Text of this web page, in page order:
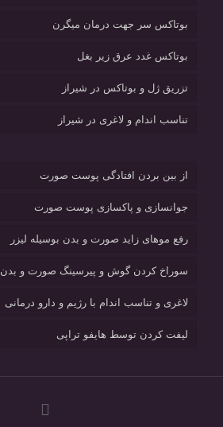
بوتاکس سر جهت درمان میگرن
بوتاکس غدد عرق زیر بغل
تزریق ژل و بوتاکس در شیراز
تناسب اندام و لاغری در شیراز
از بین بردن افتادگی پوست صورت
جوانسازی و پاکسازی پوست صورت
رفع موهای زاید صورت و بدن بوسیله لیزر
سوراخ کردن گوش و پیرسینگ صورت و بدن
لاغری و تناسب اندام با رژیم و دارو درمانی
لیفت کردن توسط هایفو تراپی